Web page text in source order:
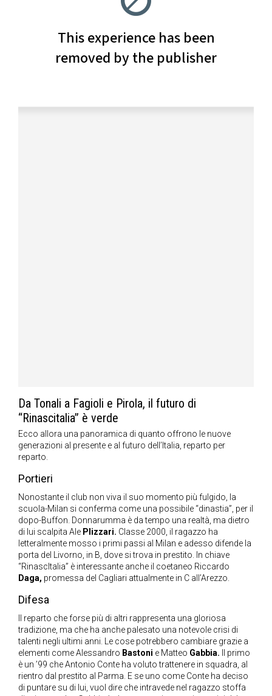
Da Tonali a Fagioli e Pirola, il futuro di
“Rinascitalia” è verde
Ecco allora una panoramica di quanto offrono le nuove
generazioni al presente e al futuro dell’Italia, reparto per
reparto.
Portieri
Nonostante il club non viva il suo momento più fulgido, la
scuola-Milan si conferma come una possibile “dinastia”, per il
dopo-Buffon. Donnarumma è da tempo una realtà, ma dietro
di lui scalpita Ale Plizzari. Classe 2000, il ragazzo ha
letteralmente mosso i primi passi al Milan e adesso difende la
porta del Livorno, in B, dove si trova in prestito. In chiave
“RinascItalia” è interessante anche il coetaneo Riccardo
Daga, promessa del Cagliari attualmente in C all’Arezzo.
Difesa
Il reparto che forse più di altri rappresenta una gloriosa
tradizione, ma che ha anche palesato una notevole crisi di
talenti negli ultimi anni. Le cose potrebbero cambiare grazie a
elementi come Alessandro Bastoni e Matteo Gabbia. Il primo
è un ’99 che Antonio Conte ha voluto trattenere in squadra, al
rientro dal prestito al Parma. E se uno come Conte ha deciso
di puntare su di lui, vuol dire che intravede nel ragazzo stoffa